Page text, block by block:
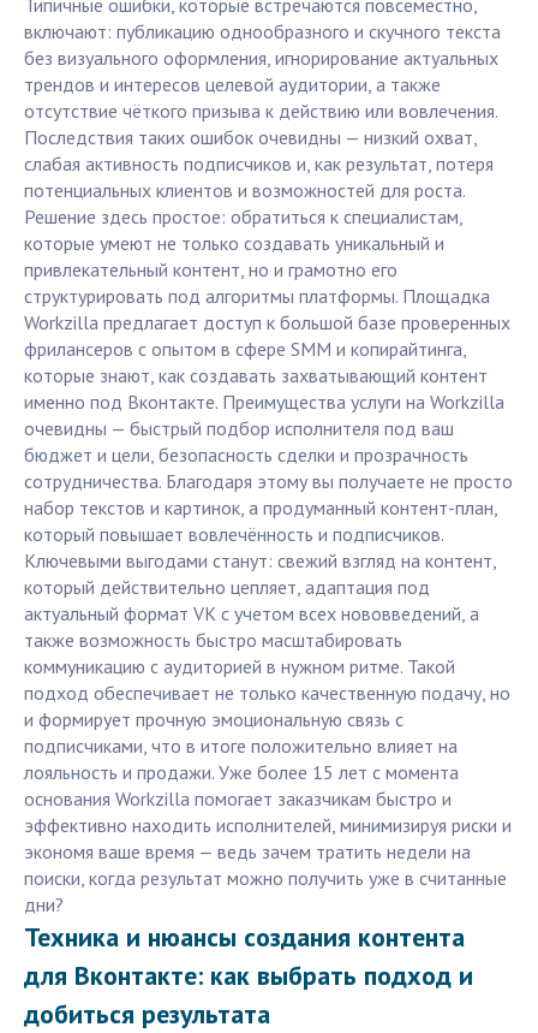
Типичные ошибки, которые встречаются повсеместно,
включают: публикацию однообразного и скучного текста
без визуального оформления, игнорирование актуальных
трендов и интересов целевой аудитории, а также
отсутствие чёткого призыва к действию или вовлечения.
Последствия таких ошибок очевидны — низкий охват,
слабая активность подписчиков и, как результат, потеря
потенциальных клиентов и возможностей для роста.
Решение здесь простое: обратиться к специалистам,
которые умеют не только создавать уникальный и
привлекательный контент, но и грамотно его
структурировать под алгоритмы платформы. Площадка
Workzilla предлагает доступ к большой базе проверенных
фрилансеров с опытом в сфере SMM и копирайтинга,
которые знают, как создавать захватывающий контент
именно под Вконтакте. Преимущества услуги на Workzilla
очевидны — быстрый подбор исполнителя под ваш
бюджет и цели, безопасность сделки и прозрачность
сотрудничества. Благодаря этому вы получаете не просто
набор текстов и картинок, а продуманный контент-план,
который повышает вовлечённость и подписчиков.
Ключевыми выгодами станут: свежий взгляд на контент,
который действительно цепляет, адаптация под
актуальный формат VK с учетом всех нововведений, а
также возможность быстро масштабировать
коммуникацию с аудиторией в нужном ритме. Такой
подход обеспечивает не только качественную подачу, но
и формирует прочную эмоциональную связь с
подписчиками, что в итоге положительно влияет на
лояльность и продажи. Уже более 15 лет с момента
основания Workzilla помогает заказчикам быстро и
эффективно находить исполнителей, минимизируя риски и
экономя ваше время — ведь зачем тратить недели на
поиски, когда результат можно получить уже в считанные
дни?
Техника и нюансы создания контента
для Вконтакте: как выбрать подход и
добиться результата